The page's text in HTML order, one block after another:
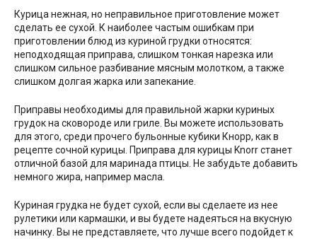
Курица нежная, но неправильное приготовление может
сделать ее сухой. К наиболее частым ошибкам при
приготовлении блюд из куриной грудки относятся:
неподходящая приправа, слишком тонкая нарезка или
слишком сильное разбивание мясным молотком, а также
слишком долгая жарка или запекание.
Приправы необходимы для правильной жарки куриных
грудок на сковороде или гриле. Вы можете использовать
для этого, среди прочего бульонные кубики Кнорр, как в
рецепте сочной курицы. Приправа для курицы Knorr станет
отличной базой для маринада птицы. Не забудьте добавить
немного жира, например масла.
Куриная грудка не будет сухой, если вы сделаете из нее
рулетики или кармашки, и вы будете надеяться на вкусную
начинку. Вы не представляете, что лучше всего подойдет к